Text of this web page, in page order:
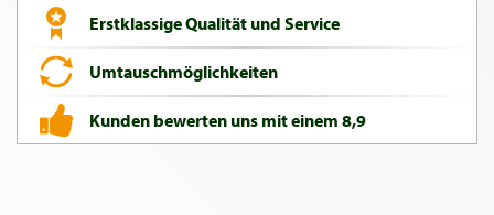
Erstklassige Qualität und Service
Umtauschmöglichkeiten
Kunden bewerten uns mit einem 8,9